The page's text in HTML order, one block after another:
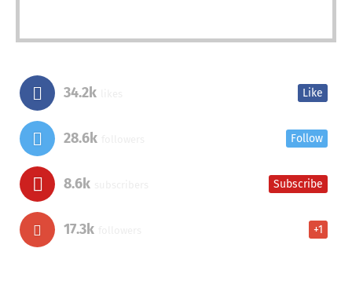
34.2k Like
28.6k Follow
8.6k Subscribe
17.3k +1